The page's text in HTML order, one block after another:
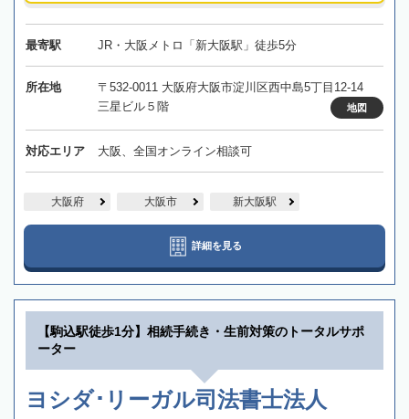
最寄駅 JR・大阪メトロ「新大阪駅」徒歩5分
所在地
〒532-0011 大阪府大阪市淀川区西中島5丁目12-14
三星ビル５階
地図
対応エリア 大阪、全国オンライン相談可
大阪府 大阪市 新大阪駅
詳細を見る
【駒込駅徒歩1分】相続手続き・生前対策のトータルサポ
ーター
ヨシダ･リーガル司法書士法人